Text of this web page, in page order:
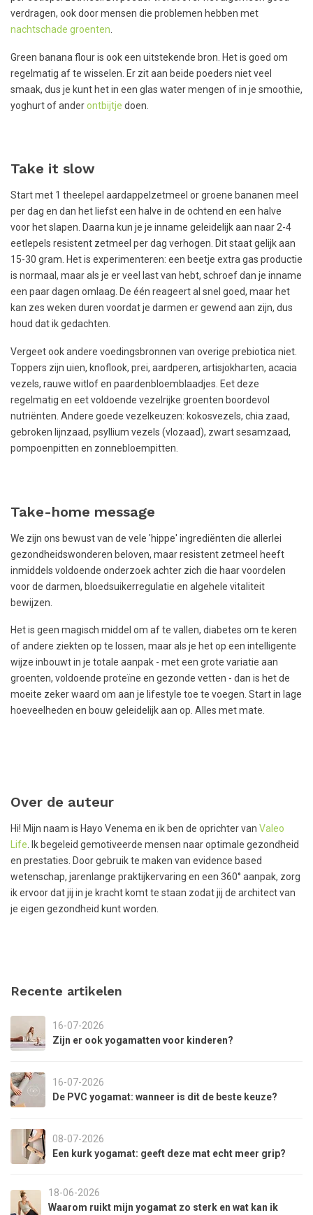
verdragen, ook door mensen die problemen hebben met
nachtschade groenten
Green banana flour is ook een uitstekende bron. Het is goed om
regelmatig af te wisselen. Er zit aan beide poeders niet veel
smaak, dus je kunt het in een glas water mengen of in je smoothie,
yoghurt of anderontbijtje doen.
Take it slow
Start met 1 theelepel aardappelzetmeel or groene bananen meel
per dag en dan het liefst een halve in de ochtend en een halve
voor het slapen. Daarna kun je je inname geleidelijk aan naar 2-4
eetlepels resistent zetmeel per dag verhogen. Dit staat gelijk aan
15-30 gram. Het is experimenteren: een beetje extra gas productie
is normaal, maar als je er veel last van hebt, schroef dan je inname
een paar dagen omlaag. De één reageert al snel goed, maar het
kan zes weken duren voordat je darmen er gewend aan zijn, dus
houd dat ik gedachten.
Vergeet ook andere voedingsbronnen van overige prebiotica niet.
Toppers zijn uien, knoflook, prei, aardperen, artisjokharten, acacia
vezels, rauwe witlof en paardenbloemblaadjes. Eet deze
regelmatig en eet voldoende vezelrijke groenten boordevol
nutriënten. Andere goede vezelkeuzen: kokosvezels, chia zaad,
gebroken lijnzaad, psyllium vezels (vlozaad), zwart sesamzaad,
pompoenpitten en zonnebloempitten.
Take-home message
We zijn ons bewust van de vele 'hippe' ingrediënten die allerlei
gezondheidswonderen beloven, maar resistent zetmeel heeft
inmiddels voldoende onderzoek achter zich die haar voordelen
voor de darmen, bloedsuikerregulatie en algehele vitaliteit
bewijzen.
Het is geen magisch middel om af te vallen, diabetes om te keren
of andere ziekten op te lossen, maar als je het op een intelligente
wijze inbouwt in je totale aanpak - met een grote variatie aan
groenten, voldoende proteïne en gezonde vetten - dan is het de
moeite zeker waard om aan je lifestyle toe te voegen. Start in lage
hoeveelheden en bouw geleidelijk aan op. Alles met mate.
Over de auteur
Hi! Mijn naam is Hayo Venema en ik ben de oprichter van Valeo
Life . Ik begeleid gemotiveerde mensen naar optimale gezondheid
en prestaties. Door gebruik te maken van evidence based
wetenschap, jarenlange praktijkervaring en een 360° aanpak, zorg
ik ervoor dat jij in je kracht komt te staan zodat jij de architect van
je eigen gezondheid kunt worden.
Recente artikelen
16-07-2026
Zijn er ook yogamatten voor kinderen?
16-07-2026
De PVC yogamat: wanneer is dit de beste keuze?
08-07-2026
Een kurk yogamat: geeft deze mat echt meer grip?
18-06-2026
Waarom ruikt mijn yogamat zo sterk en wat kan ik